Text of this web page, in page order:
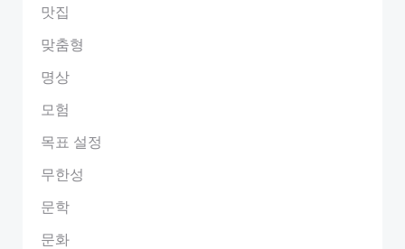
맛집
맞춤형
명상
모험
목표 설정
무한성
문학
문화